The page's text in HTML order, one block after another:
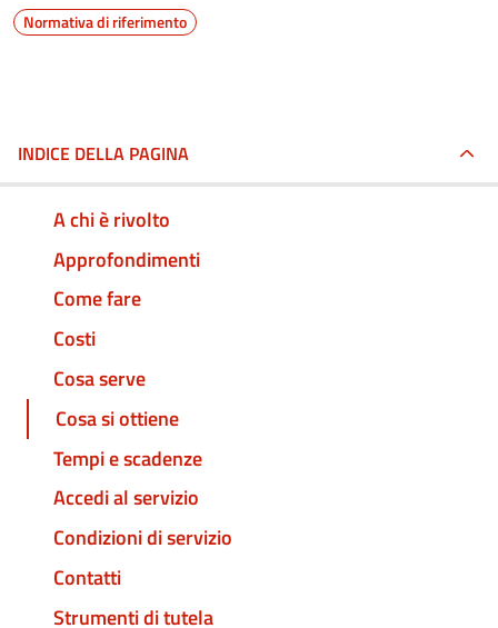
Normativa di riferimento
INDICE DELLA PAGINA
A chi è rivolto
Approfondimenti
Come fare
Costi
Cosa serve
Cosa si ottiene
Tempi e scadenze
Accedi al servizio
Condizioni di servizio
Contatti
Strumenti di tutela